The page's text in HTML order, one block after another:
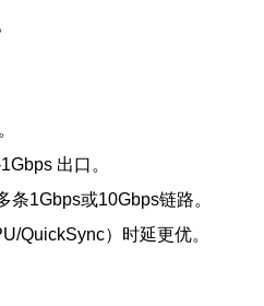
出口。
1Gbps或10Gbps链路。
QuickSync）时延更优。